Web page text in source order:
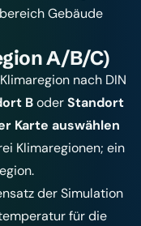
Gebäude
A/B/C)
nach DIN
BoderStandort
Karte auswählen
Klimaregionen; ein
der Simulation
für die